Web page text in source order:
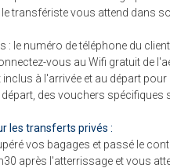
transfériste vous attend dans
: le numéro de téléphone du
vous au Wifi gratuit de
à l'arrivée et au départ pour
des vouchers spécifiques
les transferts privés :
vos bagages et passé le
après l'atterrissage et vous